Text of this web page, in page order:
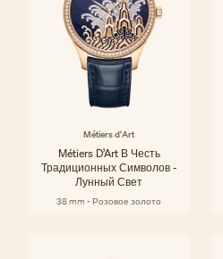
Métiers d'Art
Métiers D’Art В Честь
Традиционных Символов -
Лунный Свет
38 mm - Розовое золото